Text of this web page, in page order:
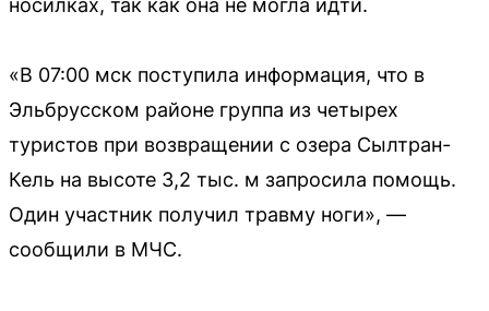
носилках, так как она не могла идти.
«В 07:00 мск поступила информация, что в
Эльбрусском районе группа из четырех
туристов при возвращении с озера Сылтран-
Кель на высоте 3,2 тыс. м запросила помощь.
Один участник получил травму ноги», —
сообщили в МЧС.